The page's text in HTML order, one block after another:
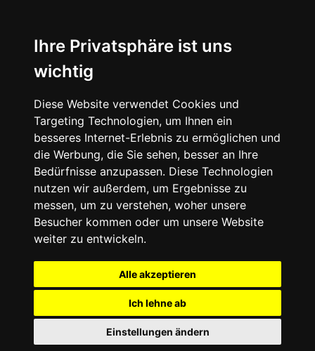
Ihre Privatsphäre ist uns
wichtig
Diese Website verwendet Cookies und
Targeting Technologien, um Ihnen ein
besseres Internet-Erlebnis zu ermöglichen und
die Werbung, die Sie sehen, besser an Ihre
Bedürfnisse anzupassen. Diese Technologien
nutzen wir außerdem, um Ergebnisse zu
messen, um zu verstehen, woher unsere
Besucher kommen oder um unsere Website
weiter zu entwickeln.
Alle akzeptieren
Ich lehne ab
Einstellungen ändern